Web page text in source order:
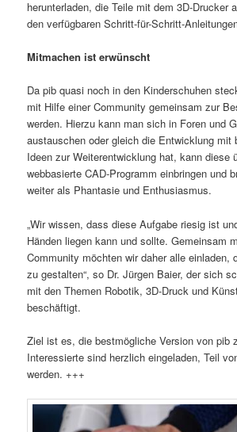
herunterladen, die Teile mit dem 3D-Drucker
den verfügbaren Schritt-für-Schritt-
Mitmachen ist erwünscht
Da pib quasi noch in den Kinderschuhen
mit Hilfe einer Community gemeinsam zur
werden. Hierzu kann man sich in Foren und
austauschen oder gleich die Entwicklung mit
Ideen zur Weiterentwicklung hat, kann diese
webbasierte CAD-Programm einbringen und
weiter als Phantasie und Enthusiasmus.
„Wir wissen, dass diese Aufgabe riesig ist
Händen liegen kann und sollte. Gemeinsam
Community möchten wir daher alle einladen,
zu gestalten“, so Dr. Jürgen Baier, der sich
mit den Themen Robotik, 3D-Druck und
beschäftigt.
Ziel ist es, die bestmögliche Version von pib
Interessierte sind herzlich eingeladen, Teil
werden. +++